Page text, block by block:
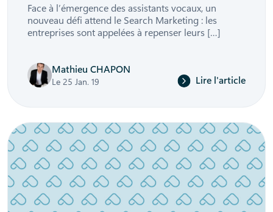
Face à l’émergence des assistants vocaux, un
nouveau défi attend le Search Marketing : les
entreprises sont appelées à repenser leurs […]
Mathieu CHAPON
Le 25 Jan. 19 Lire l'article